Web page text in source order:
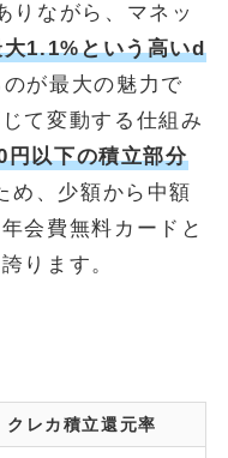
りながら、マネッ
大1.1%という高いd
が最大の魅力で
て変動する仕組み
円以下の積立部分
め、少額から中額
会費無料カードと
ります。
クレカ積立還元率